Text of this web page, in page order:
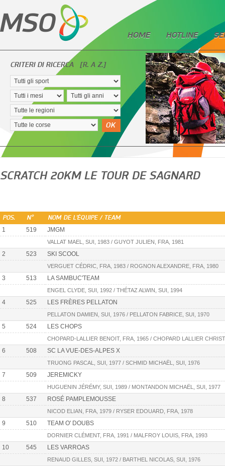
HOME HOTLINE
CRITERI DI RICERCA [R. A Z.]
OK
SCRATCH 20KM LE TOUR DE SAGNARD
POS. N° NOM DE L'ÉQUIPE / TEAM
1 519 JMGM
VALLAT MAEL, SUI, 1983 / GUYOT JULIEN, FRA, 1981
2 523 SKI SCOOL
VERGUET CÉDRIC, FRA, 1983 / ROGNON ALEXANDRE, FRA, 1980
3 513 LA SAMBUC'TEAM
ENGEL CLYDE, SUI, 1992 / THÉTAZ ALWIN, SUI, 1994
4 525 LES FRÈRES PELLATON
PELLATON DAMIEN, SUI, 1976 / PELLATON FABRICE, SUI, 1970
5 524 LES CHOPS
CHOPARD-LALLIER BENOIT, FRA, 1965 / CHOPARD LALLIER
6 508 SC LA VUE-DES-ALPES X
TRUONG PASCAL, SUI, 1977 / SCHMID MICHAËL, SUI, 1976
7 509 JEREMICKY
HUGUENIN JÉRÉMY, SUI, 1989 / MONTANDON MICHAËL, SUI, 1977
8 537 ROSÉ PAMPLEMOUSSE
NICOD ELIAN, FRA, 1979 / RYSER EDOUARD, FRA, 1978
9 510 TEAM O' DOUBS
DORNIER CLÉMENT, FRA, 1991 / MALFROY LOUIS, FRA, 1993
10 545 LES VARROAS
RENAUD GILLES, SUI, 1972 / BARTHEL NICOLAS, SUI, 1976